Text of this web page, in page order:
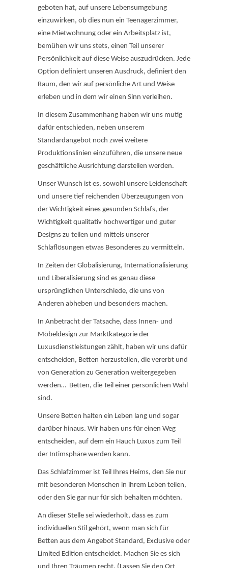
geboten hat, auf unsere Lebensumgebung
einzuwirken, ob dies nun ein Teenagerzimmer,
eine Mietwohnung oder ein Arbeitsplatz ist,
bemühen wir uns stets, einen Teil unserer
Persönlichkeit auf diese Weise auszudrücken. Jede
Option definiert unseren Ausdruck, definiert den
Raum, den wir auf persönliche Art und Weise
erleben und in dem wir einen Sinn verleihen.
In diesem Zusammenhang haben wir uns mutig
dafür entschieden, neben unserem
Standardangebot noch zwei weitere
Produktionslinien einzuführen, die unsere neue
geschäftliche Ausrichtung darstellen werden.
Unser Wunsch ist es, sowohl unsere Leidenschaft
und unsere tief reichenden Überzeugungen von
der Wichtigkeit eines gesunden Schlafs, der
Wichtigkeit qualitativ hochwertiger und guter
Designs zu teilen und mittels unserer
Schlaflösungen etwas Besonderes zu vermitteln.
In Zeiten der Globalisierung, Internationalisierung
und Liberalisierung sind es genau diese
ursprünglichen Unterschiede, die uns von
Anderen abheben und besonders machen.
In Anbetracht der Tatsache, dass Innen- und
Möbeldesign zur Marktkategorie der
Luxusdienstleistungen zählt, haben wir uns dafür
entscheiden, Betten herzustellen, die vererbt und
von Generation zu Generation weitergegeben
werden… Betten, die Teil einer persönlichen Wahl
sind.
Unsere Betten halten ein Leben lang und sogar
darüber hinaus. Wir haben uns für einen Weg
entscheiden, auf dem ein Hauch Luxus zum Teil
der Intimsphäre werden kann.
Das Schlafzimmer ist Teil Ihres Heims, den Sie nur
mit besonderen Menschen in ihrem Leben teilen,
oder den Sie gar nur für sich behalten möchten.
An dieser Stelle sei wiederholt, dass es zum
individuellen Stil gehört, wenn man sich für
Betten aus dem Angebot Standard, Exclusive oder
Limited Edition entscheidet. Machen Sie es sich